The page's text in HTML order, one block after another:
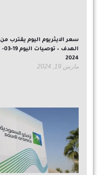
سعر الايثريوم اليوم يقترب من
الهدف – توصيات اليوم 19-03-
2024
مارس 19, 2024